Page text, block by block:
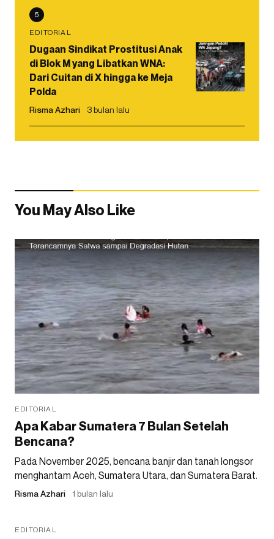
5
EDITORIAL
Dugaan Sindikat Prostitusi Anak
di Blok M yang Libatkan WNA:
Dari Cuitan di X hingga ke Meja
Polda
Risma Azhari 3 bulan lalu
You May Also Like
EDITORIAL
Apa Kabar Sumatera 7 Bulan Setelah
Bencana?
Pada November 2025, bencana banjir dan tanah longsor
menghantam Aceh, Sumatera Utara, dan Sumatera Barat.
Risma Azhari 1 bulan lalu
EDITORIAL